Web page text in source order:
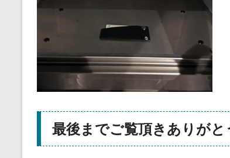
最後までご覧頂きありが